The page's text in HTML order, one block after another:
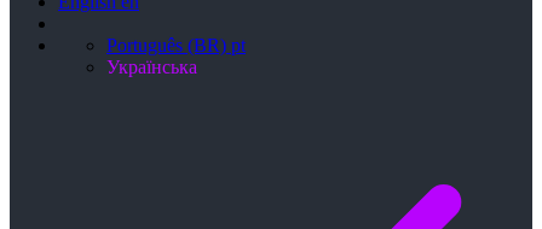
Português (BR) pt
Українська